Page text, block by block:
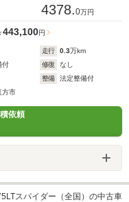
4378.0万円
443,100円
走行 0.3万km
付 修復
なし
整備
法定整備付
方市
依頼
スパイダー（全国）の中古車